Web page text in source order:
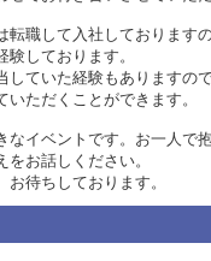
転職して入社しております
験しております。
していた経験もありますの
いただくことができます。
なイベントです。お一人で
お話しください。
お待ちしております。